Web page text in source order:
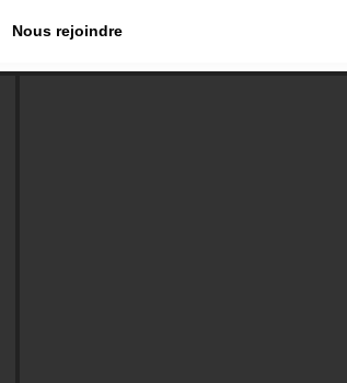
Nous rejoindre